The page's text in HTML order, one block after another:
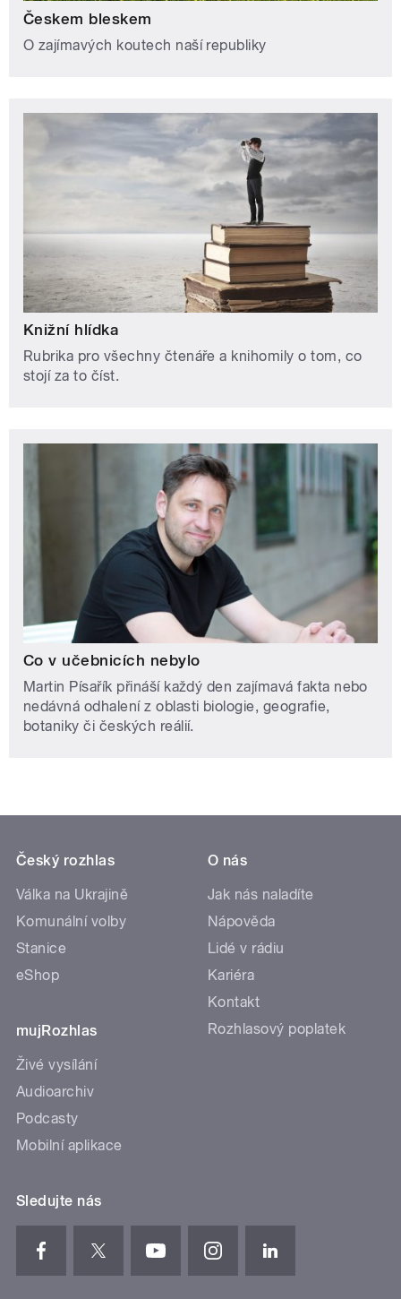
Českem bleskem
O zajímavých koutech naší republiky
Knižní hlídka
Rubrika pro všechny čtenáře a knihomily o tom, co
stojí za to číst.
Co v učebnicích nebylo
Martin Písařík přináší každý den zajímavá fakta nebo
nedávná odhalení z oblasti biologie, geografie,
botaniky či českých reálií.
Český rozhlas
Válka na Ukrajině
Komunální volby
Stanice
eShop
mujRozhlas
Živé vysílání
Audioarchiv
Podcasty
Mobilní aplikace
O nás
Jak nás naladíte
Nápověda
Lidé v rádiu
Kariéra
Kontakt
Rozhlasový poplatek
Sledujte nás